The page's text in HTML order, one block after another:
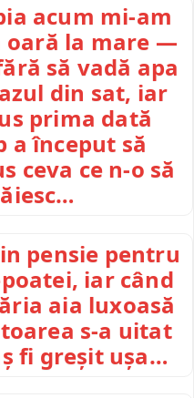
acum mi-am
la mare —
să vadă apa
din sat, iar
prima dată
a început să
ceva ce n-o să
pensie pentru
iar când
aia luxoasă
s-a uitat
fi greșit ușa…